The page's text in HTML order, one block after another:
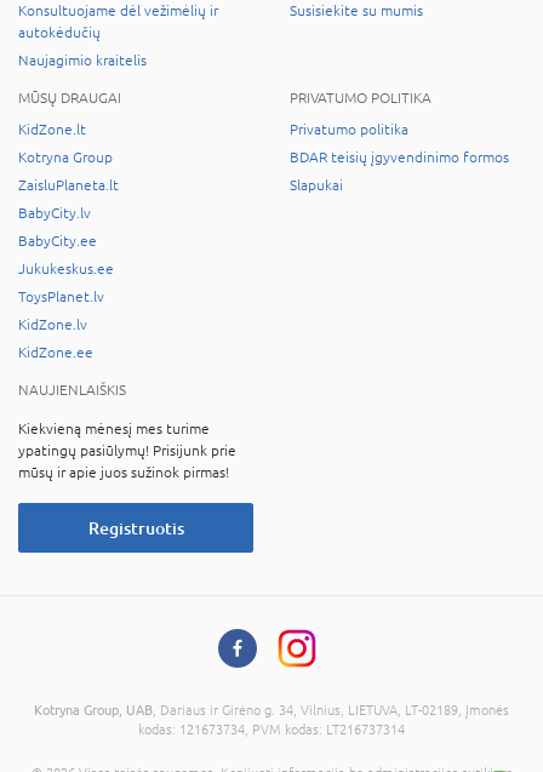
Konsultuojame dėl vežimėlių ir
autokėdučių
Naujagimio kraitelis
Susisiekite su mumis
MŪSŲ DRAUGAI
KidZone.lt
Kotryna Group
ZaisluPlaneta.lt
BabyCity.lv
BabyCity.ee
Jukukeskus.ee
ToysPlanet.lv
KidZone.lv
KidZone.ee
PRIVATUMO POLITIKA
Privatumo politika
BDAR teisių įgyvendinimo formos
Slapukai
NAUJIENLAIŠKIS
Kiekvieną mėnesį mes turime
ypatingų pasiūlymų! Prisijunk prie
mūsų ir apie juos sužinok pirmas!
Registruotis
Kotryna Group, UAB , Dariaus ir Girėno g. 34, Vilnius, LIETUVA, LT-02189, Įmonės
kodas: 121673734, PVM kodas: LT216737314